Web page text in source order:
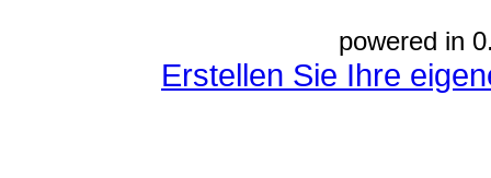
powered in
Erstellen Sie Ihre